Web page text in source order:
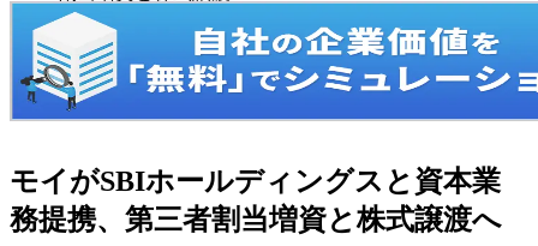
モイがSBIホールディングスと資本業
務提携、第三者割当増資と株式譲渡へ